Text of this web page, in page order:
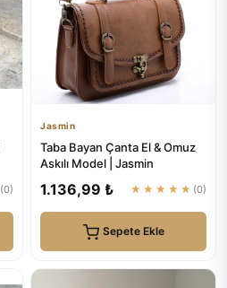
(0)
Jasmin
Taba Bayan Çanta El & Omuz
Askılı Model | Jasmin
1.136,99 ₺ ★★★★★ (0)
Sepete Ekle